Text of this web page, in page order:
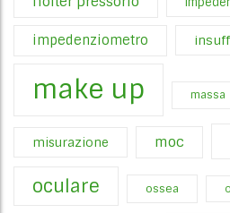
impedenziometro
make up massa
misurazione moc
oculare ossea